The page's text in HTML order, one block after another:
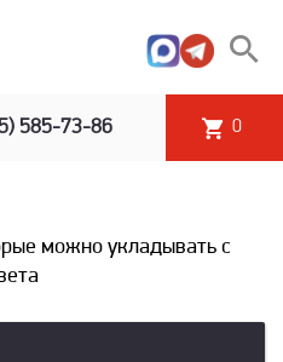
585-73-86 0
можно укладывать с